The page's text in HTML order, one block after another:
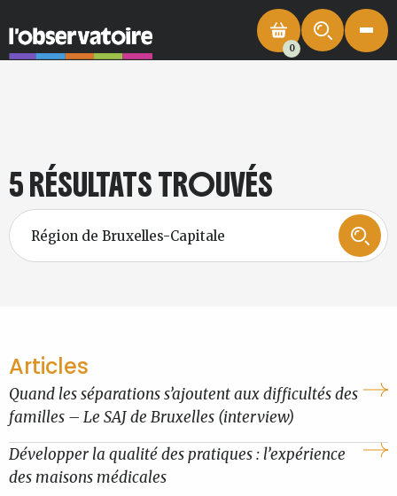
0
5 RÉSULTATS TROUVÉS
Articles
Quand les séparations s’ajoutent aux difficultés des
familles – Le SAJ de Bruxelles (interview)
Développer la qualité des pratiques : l’expérience
des maisons médicales